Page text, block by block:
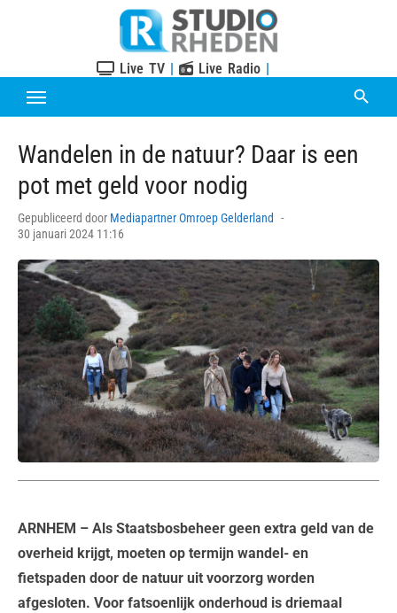
Live TV | Live Radio |
Wandelen in de natuur? Daar is een
pot met geld voor nodig
Gepubliceerd door Mediapartner Omroep Gelderland
30 januari 2024 11:16
ARNHEM – Als Staatsbosbeheer geen extra geld van de
overheid krijgt, moeten op termijn wandel- en
fietspaden door de natuur uit voorzorg worden
afgesloten. Voor fatsoenlijk onderhoud is driemaal